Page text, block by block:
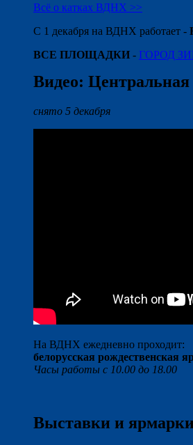
Всё о катках ВДНХ >>
С 1 декабря на ВДНХ работает -
ВСЕ ПЛОЩАДКИ - ГОРОД
Видео: Центральная
снято 5 декабря
На ВДНХ ежедневно проходит:
белорусская рождественская
Часы работы с 10.00 до 18.00
Выставки и